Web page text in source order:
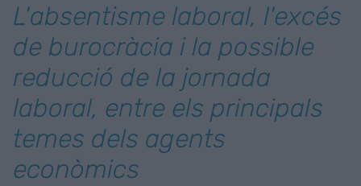
L'absentisme laboral, l'excés
de burocràcia i la possible
reducció de la jornada
laboral, entre els principals
temes dels agents
econòmics